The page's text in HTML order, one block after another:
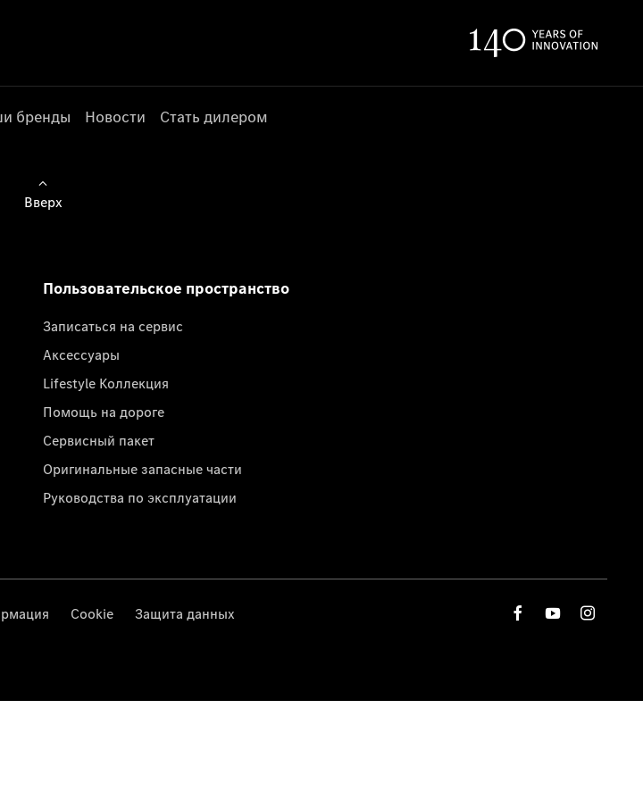
бренды Новости Стать дилером
Вверх
Пользовательское пространство
Записаться на сервис
Аксессуары
Lifestyle Коллекция
Помощь на дороге
Сервисный пакет
Оригинальные запасные части
Руководства по эксплуатации
Cookie Защита данных